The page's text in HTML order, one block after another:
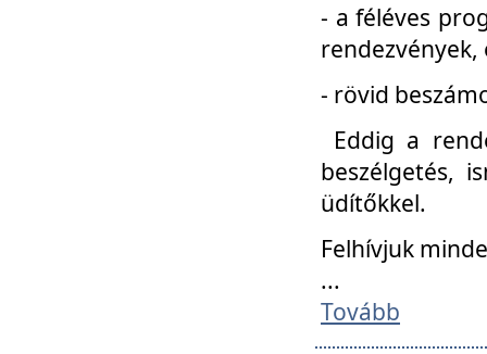
- a féléves
- rövid
Eddig a
beszélgetés,
üdítőkkel.
Felhívjuk
...
Tovább